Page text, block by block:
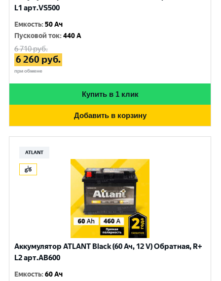
L1 арт.VS500
Емкость:50 Ач
Пусковой ток:440 A
6 710руб.
6 260 руб.
при обмене
Купить в 1 клик
Добавить в корзину
ATLANT
Аккумулятор ATLANT Black (60 Ач, 12 V) Обратная, R+
L2 арт.AB600
Емкость:60 Ач